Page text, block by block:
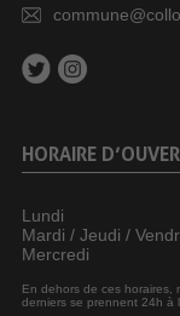
HORAIRE
Lundi
Mardi / Jeudi /
Mercredi
En dehors de ces horaires,
derniers se prennent 24h à